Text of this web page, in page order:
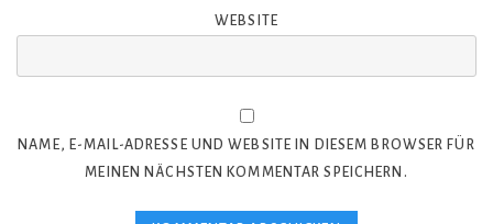
WEBSITE
NAME, E-MAIL-ADRESSE UND WEBSITE IN DIESEM BROWSER FÜR
MEINEN NÄCHSTEN KOMMENTAR SPEICHERN.